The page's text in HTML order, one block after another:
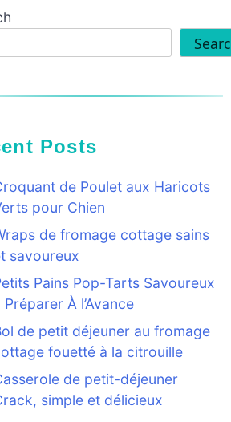
Posts
de Poulet aux Haricots
pour Chien
de fromage cottage sains
savoureux
Pains Pop-Tarts Savoureux
Préparer À l’Avance
de petit déjeuner au fromage
fouetté à la citrouille
de petit-déjeuner
simple et délicieux